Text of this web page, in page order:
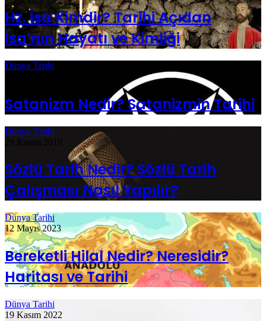
Hz. İsa Kimdir? Tarihi Açıdan
İsa’nın Hayatı ve Kimliği
Dünya Tarihi
Satanizm Nedir? Satanizmin Tarihi
Dünya Tarihi
Sözlü Tarih Nedir? Sözlü Tarih
Çalışması Nasıl Yapılır?
Dünya Tarihi
12 Mayıs 2023
Bereketli Hilal Nedir? Neresidir?
Haritası ve Tarihi
Dünya Tarihi
19 Kasım 2022